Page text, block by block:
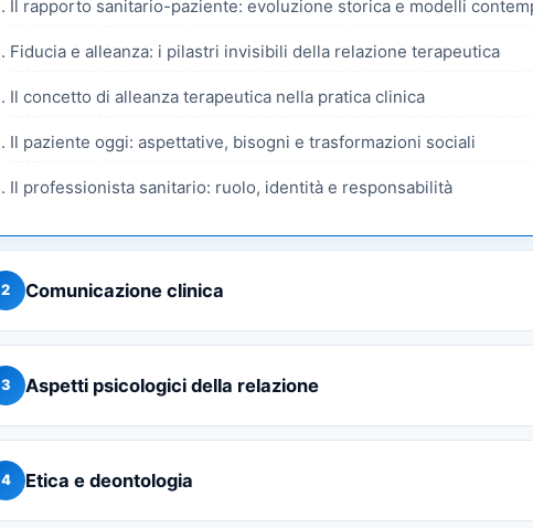
Il rapporto sanitario-paziente: evoluzione storica e modelli
Fiducia e alleanza: i pilastri invisibili della relazione terapeutica
Il concetto di alleanza terapeutica nella pratica clinica
Il paziente oggi: aspettative, bisogni e trasformazioni sociali
Il professionista sanitario: ruolo, identità e responsabilità
2 Comunicazione clinica
3 Aspetti psicologici della relazione
4 Etica e deontologia